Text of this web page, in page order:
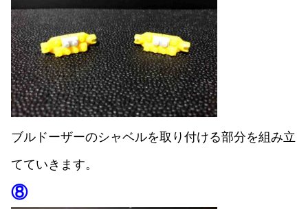
ブルドーザーのシャベルを取り付ける部分を組み立
てていきます。
⑧